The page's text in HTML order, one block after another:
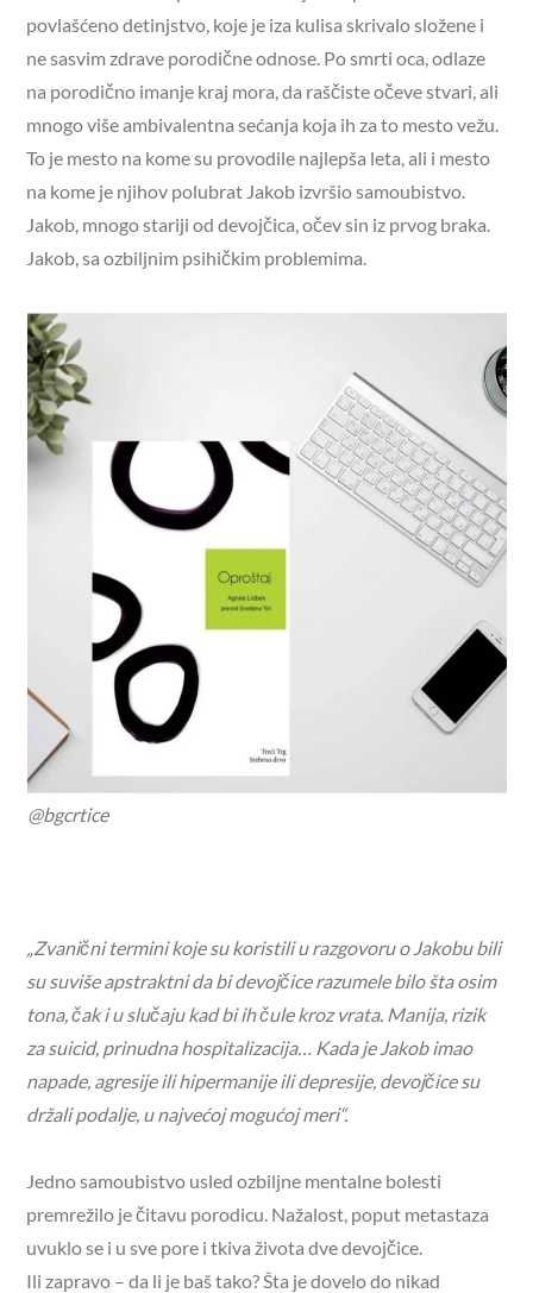
povlašćeno detinjstvo, koje je iza kulisa skrivalo složene i
ne sasvim zdrave porodične odnose. Po smrti oca, odlaze
na porodično imanje kraj mora, da raščiste očeve stvari, ali
mnogo više ambivalentna sećanja koja ih za to mesto vežu.
To je mesto na kome su provodile najlepša leta, ali i mesto
na kome je njihov polubrat Jakob izvršio samoubistvo.
Jakob, mnogo stariji od devojčica, očev sin iz prvog braka.
Jakob, sa ozbiljnim psihičkim problemima.
@bgcrtice
„Zvanični termini koje su koristili u razgovoru o Jakobu bili
su suviše apstraktni da bi devojčice razumele bilo šta osim
tona, čak i u slučaju kad bi ih čule kroz vrata. Manija, rizik
za suicid, prinudna hospitalizacija… Kada je Jakob imao
napade, agresije ili hipermanije ili depresije, devojčice su
držali podalje, u najvećoj mogućoj meri“.
Jedno samoubistvo usled ozbiljne mentalne bolesti
premrežilo je čitavu porodicu. Nažalost, poput metastaza
uvuklo se i u sve pore i tkiva života dve devojčice.
Ili zapravo – da li je baš tako? Šta je dovelo do nikad